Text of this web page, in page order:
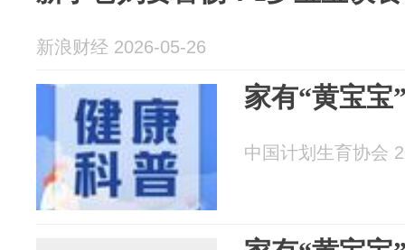
新浪财经 2026-05-26
家有“黄宝宝
中国计划生育协会